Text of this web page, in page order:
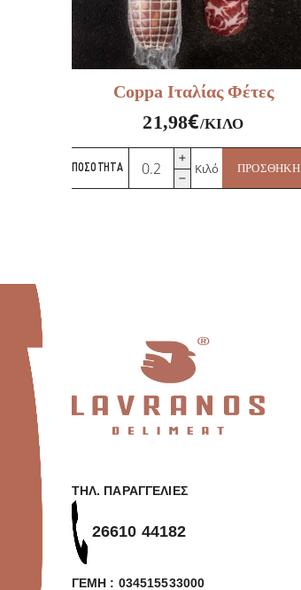
Coppa Ιταλίας Φέτες
21,98€/ΚΙΛΌ
ΠΟΣΌΤΗΤΑ
Ιταλίας
Κιλό ΠΡΟΣΘΉΚΗ
ΤΗΛ. ΠΑΡΑΓΓΕΛΊΕΣ
26610 44182
ΓΕΜΗ : 034515533000